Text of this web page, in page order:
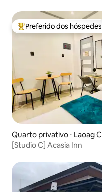
Entre os melhores
Preferido dos hóspedes
Quarto privativo ⋅ Laoag
[Studio C] Acasia Inn